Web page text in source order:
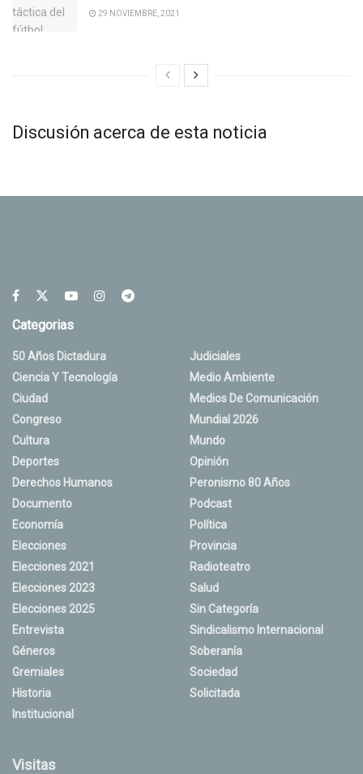
29 NOVIEMBRE, 2021
Discusión acerca de esta noticia
Categorias
50 Años Dictadura
Ciencia Y Tecnología
Ciudad
Congreso
Cultura
Deportes
Derechos Humanos
Documento
Economía
Elecciones
Elecciones 2021
Elecciones 2023
Elecciones 2025
Entrevista
Géneros
Gremiales
Historia
Institucional
Judiciales
Medio Ambiente
Medios De Comunicación
Mundial 2026
Mundo
Opinión
Peronismo 80 Años
Podcast
Política
Provincia
Radioteatro
Salud
Sin Categoría
Sindicalismo Internacional
Soberanía
Sociedad
Solicitada
Visitas